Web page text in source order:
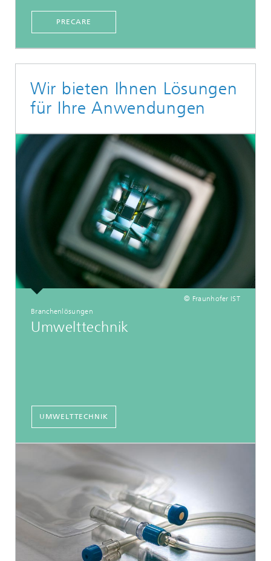
PRECARE
Wir bieten Ihnen Lösungen
für Ihre Anwendungen
© Fraunhofer IST
Branchenlösungen
Umwelttechnik
UMWELTTECHNIK